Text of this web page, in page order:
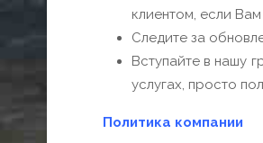
клиентом, если
Следите за
Вступайте в нашу
услугах, просто
Политика компании